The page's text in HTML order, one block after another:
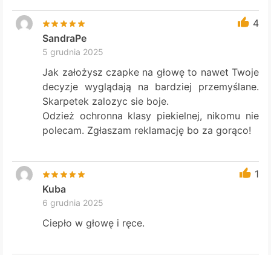
4
SandraPe
5 grudnia 2025
Jak założysz czapke na głowę to nawet Twoje
decyzje wyglądają na bardziej przemyślane.
Skarpetek zalozyc sie boje.
Odzież ochronna klasy piekielnej, nikomu nie
polecam. Zgłaszam reklamację bo za gorąco!
1
Kuba
6 grudnia 2025
Ciepło w głowę i ręce.